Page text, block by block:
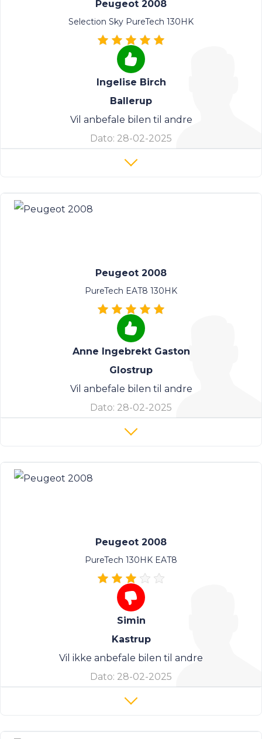
Peugeot 2008
Selection Sky PureTech 130HK
Ingelise Birch
Ballerup
Vil anbefale bilen til andre
Dato: 28-02-2025
Peugeot 2008
PureTech EAT8 130HK
Anne Ingebrekt Gaston
Glostrup
Vil anbefale bilen til andre
Dato: 28-02-2025
Peugeot 2008
PureTech 130HK EAT8
Simin
Kastrup
Vil ikke anbefale bilen til andre
Dato: 28-02-2025